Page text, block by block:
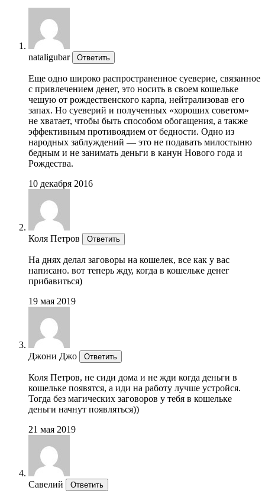
nataligubar Ответить
Еще одно широко распространенное суеверие, связанное
с привлечением денег, это носить в своем кошельке
чешую от рождественского карпа, нейтрализовав его
запах. Но суеверий и полученных «хороших советом»
не хватает, чтобы быть способом обогащения, а также
эффективным противоядием от бедности. Одно из
народных заблуждений — это не подавать милостыню
бедным и не занимать деньги в канун Нового года и
Рождества.
10 декабря 2016
Коля Петров Ответить
На днях делал заговоры на кошелек, все как у вас
написано. вот теперь жду, когда в кошельке денег
прибавиться)
19 мая 2019
Джони Джо Ответить
Коля Петров, не сиди дома и не жди когда деньги в
кошельке появятся, а иди на работу лучше устройся.
Тогда без магических заговоров у тебя в кошельке
деньги начнут появляться))
21 мая 2019
Савелий Ответить